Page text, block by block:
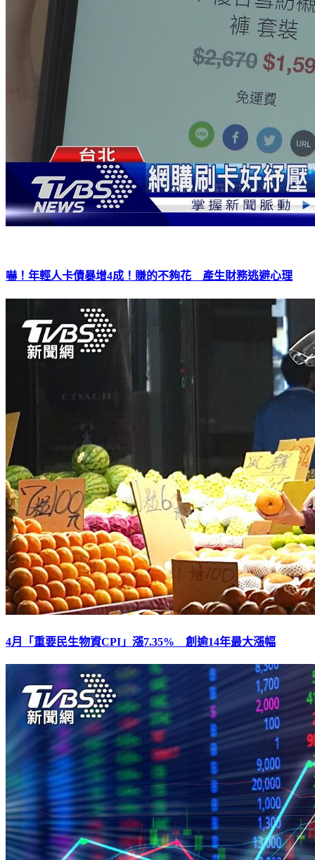
嚇！年輕人卡債暴增4成！賺的不夠花 產生財務逃避心理
4月「重要民生物資CPI」漲7.35% 創逾14年最大漲幅